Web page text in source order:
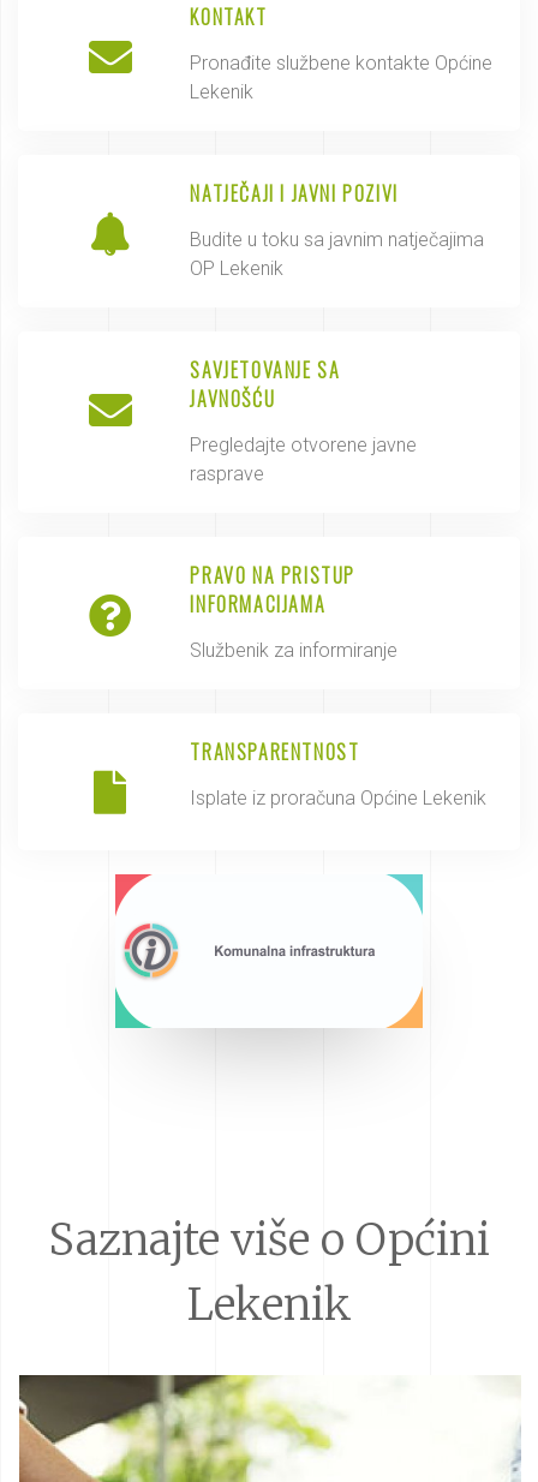
KONTAKT
Pronađite službene kontakte Općine
Lekenik
NATJEČAJI I JAVNI POZIVI
Budite u toku sa javnim natječajima
OP Lekenik
SAVJETOVANJE SA
JAVNOŠĆU
Pregledajte otvorene javne
rasprave
PRAVO NA PRISTUP
INFORMACIJAMA
Službenik za informiranje
TRANSPARENTNOST
Isplate iz proračuna Općine Lekenik
Saznajte više o Općini
Lekenik